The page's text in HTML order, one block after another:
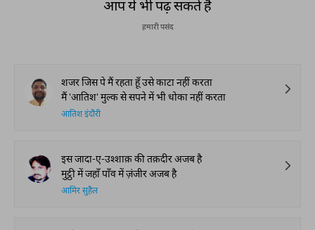
आप ये भी पढ़ सकते हैं
हमारी पसंद
शजर जिस पे मैं रहता हूँ उसे काटा नहीं करता
मैं 'आतिश' मुल्क से सपने में भी धोका नहीं करता
आतिश इंदौरी
इस जादा-ए-उश्शाक़ की तक़दीर अजब है
मुट्ठी में जहाँ पाँव में ज़ंजीर अजब है
आमिर सुहैल